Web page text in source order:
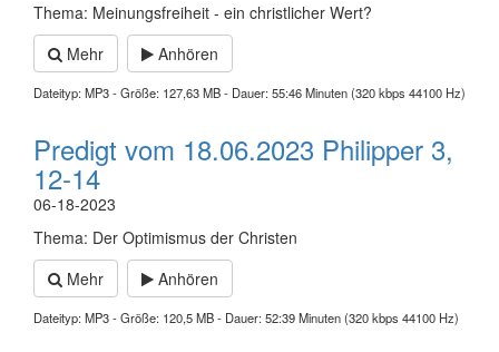
Thema: Meinungsfreiheit - ein christlicher Wert?
Mehr
Anhören
Dateityp: MP3 - Größe: 127,63 MB - Dauer: 55:46 Minuten (320 kbps 44100 Hz)
Predigt vom 18.06.2023 Philipper 3,
12-14
06-18-2023
Thema: Der Optimismus der Christen
Mehr
Anhören
Dateityp: MP3 - Größe: 120,5 MB - Dauer: 52:39 Minuten (320 kbps 44100 Hz)